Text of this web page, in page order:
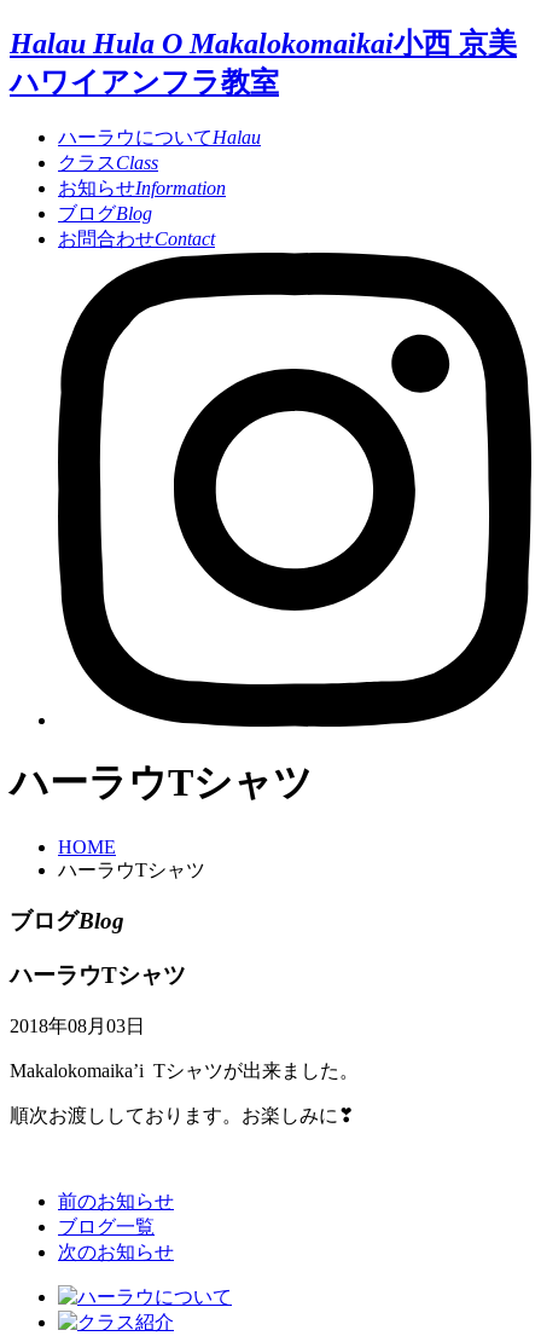
Halau Hula O Makalokomaikai小西 京美
ハワイアンフラ教室
ハーラウについてHalau
クラスClass
お知らせInformation
ブログBlog
お問合わせContact
ハーラウTシャツ
HOME
ハーラウTシャツ
ブログBlog
ハーラウTシャツ
2018年08月03日
Makalokomaika’i Tシャツが出来ました。
順次お渡ししております。お楽しみに❣
前のお知らせ
ブログ一覧
次のお知らせ